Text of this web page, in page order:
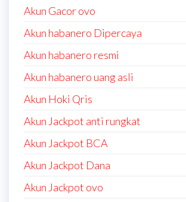
Akun Gacor ovo
Akun habanero Dipercaya
Akun habanero resmi
Akun habanero uang asli
Akun Hoki Qris
Akun Jackpot anti rungkat
Akun Jackpot BCA
Akun Jackpot Dana
Akun Jackpot ovo